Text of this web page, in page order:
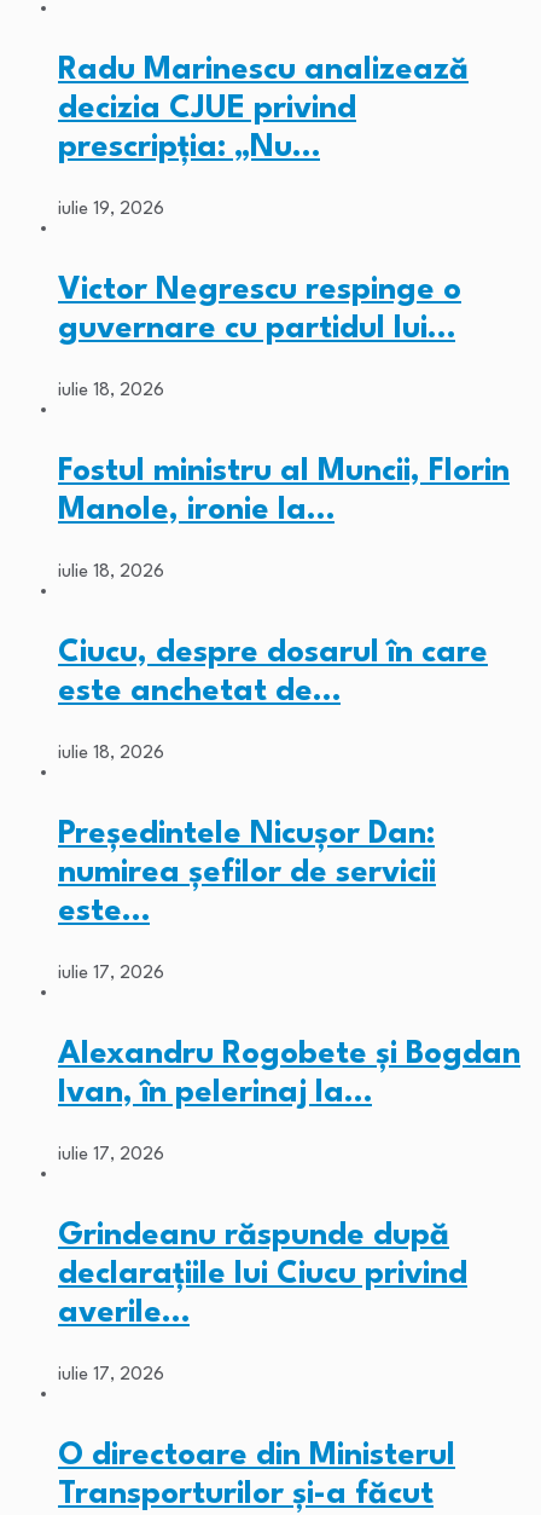
Radu Marinescu analizează
decizia CJUE privind
prescripția: „Nu…
iulie 19, 2026
Victor Negrescu respinge o
guvernare cu partidul lui…
iulie 18, 2026
Fostul ministru al Muncii, Florin
Manole, ironie la…
iulie 18, 2026
Ciucu, despre dosarul în care
este anchetat de…
iulie 18, 2026
Președintele Nicușor Dan:
numirea șefilor de servicii
este…
iulie 17, 2026
Alexandru Rogobete și Bogdan
Ivan, în pelerinaj la…
iulie 17, 2026
Grindeanu răspunde după
declarațiile lui Ciucu privind
averile…
iulie 17, 2026
O directoare din Ministerul
Transporturilor și-a făcut